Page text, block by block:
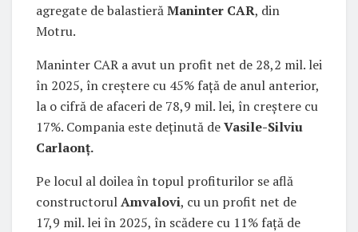
agregate de balastierăManinter CAR, din
Motru.
Maninter CAR a avut un profit net de 28,2 mil. lei
în 2025, în creștere cu 45% față de anul anterior,
la o cifră de afaceri de 78,9 mil. lei, în creștere cu
17%. Compania este deținută deVasile-Silviu
Carlaonț.
Pe locul al doilea în topul profiturilor se află
constructorulAmvalovi, cu un profit net de
17,9 mil. lei în 2025, în scădere cu 11% față de